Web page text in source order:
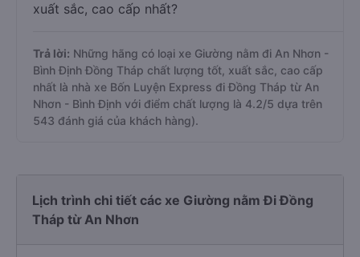
xuất sắc, cao cấp nhất?
Trả lời: Những hãng có loại xe Giường nằm đi An Nhơn -
Bình Định Đồng Tháp chất lượng tốt, xuất sắc, cao cấp
nhất là nhà xe Bốn Luyện Express đi Đồng Tháp từ An
Nhơn - Bình Định với điểm chất lượng là 4.2/5 dựa trên
543 đánh giá của khách hàng).
Lịch trình chi tiết các xe Giường nằm Đi Đồng
Tháp từ An Nhơn